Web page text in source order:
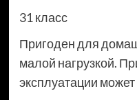
31 класс
Пригоден для
малой нагрузкой.
эксплуатации